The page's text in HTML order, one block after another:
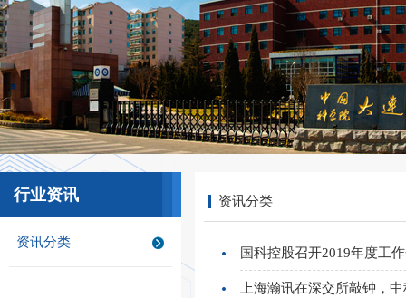
行业资讯
资讯分类
资讯分类
国科控股召开2019年度工
上海瀚讯在深交所敲钟，